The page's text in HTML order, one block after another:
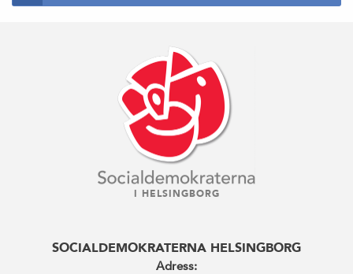
I HELSINGBORG
SOCIALDEMOKRATERNA HELSINGBORG
Adress: